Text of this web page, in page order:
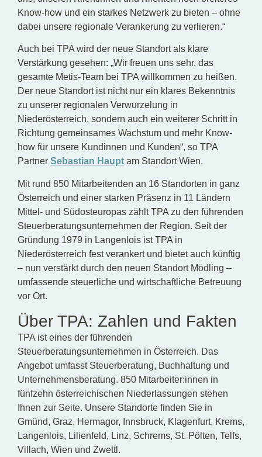
Know-how und ein starkes Netzwerk zu bieten – ohne
dabei unsere regionale Verankerung zu verlieren.“
Auch bei TPA wird der neue Standort als klare
Verstärkung gesehen: „Wir freuen uns sehr, das
gesamte Metis-Team bei TPA willkommen zu heißen.
Der neue Standort ist nicht nur ein klares Bekenntnis
zu unserer regionalen Verwurzelung in
Niederösterreich, sondern auch ein weiterer Schritt in
Richtung gemeinsames Wachstum und mehr Know-
how für unsere Kundinnen und Kunden“, so TPA
Partner Sebastian Haupt am Standort Wien.
Mit rund 850 Mitarbeitenden an 16 Standorten in ganz
Österreich und einer starken Präsenz in 11 Ländern
Mittel- und Südosteuropas zählt TPA zu den führenden
Steuerberatungsunternehmen der Region. Seit der
Gründung 1979 in Langenlois ist TPA in
Niederösterreich fest verankert und bietet auch künftig
– nun verstärkt durch den neuen Standort Mödling –
umfassende steuerliche und wirtschaftliche Betreuung
vor Ort.
Über TPA: Zahlen und Fakten
TPA ist eines der führenden
Steuerberatungsunternehmen in Österreich. Das
Angebot umfasst Steuerberatung, Buchhaltung und
Unternehmensberatung. 850 Mitarbeiter:innen in
fünfzehn österreichischen Niederlassungen stehen
Ihnen zur Seite. Unsere Standorte finden Sie in
Gmünd, Graz, Hermagor, Innsbruck, Klagenfurt, Krems,
Langenlois, Lilienfeld, Linz, Schrems, St. Pölten, Telfs,
Villach, Wien und Zwettl.